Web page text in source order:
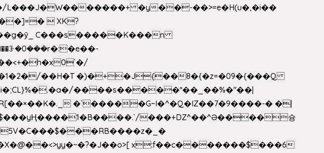
L���J�W�������+ �y��-��>=e�H(u�,�i��
 XK?
�`�����G~I�^�Q�IZ��7�9����-� �|
���+DZ^��^Ə����슝
x:f��c�������$���6